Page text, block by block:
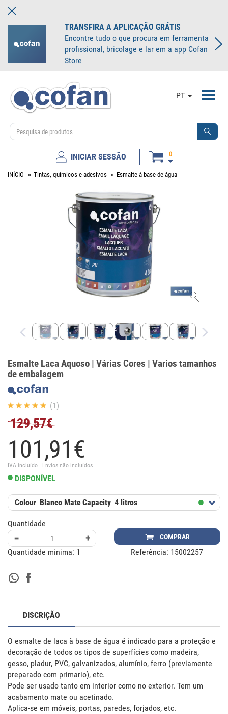
TRANSFIRA A APLICAÇÃO GRÁTIS
Encontre tudo o que procura em ferramenta
profissional, bricolage e lar em a app Cofan
Store
PT
INICIAR SESSÃO 0
INÍCIO Tintas, químicos e adesivos Esmalte à base de água
Esmalte Laca Aquoso | Várias Cores | Varios tamanhos
de embalagem
(1)
129,57€
101,91€
IVA incluído · Envios não incluídos
DISPONÍVEL
Colour Blanco MateCapacity 4 litros
Quantidade
- + COMPRAR
Quantidade minima: 1 Referência: 15002257
DISCRIÇÃO
O esmalte de laca à base de água é indicado para a proteção e
decoração de todos os tipos de superfícies como madeira,
gesso, pladur, PVC, galvanizados, alumínio, ferro (previamente
preparado com primario), etc.
Pode ser usado tanto em interior como no exterior. Tem um
acabamento mate ou acetinado.
Aplica-se em móveis, portas, paredes, forjados, etc.